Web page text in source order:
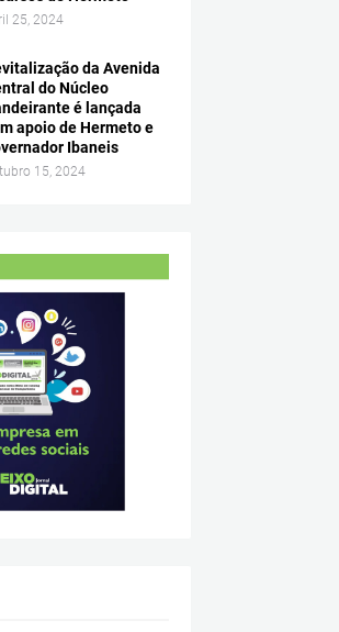
25, 2024
da Avenida
do Núcleo
é lançada
apoio de Hermeto e
Ibaneis
15, 2024